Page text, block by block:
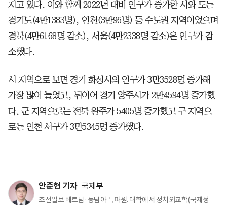
지고 있다. 이와 함께 2022년 대비 인구가 증가한 시와 도는
경기도(4만1383명), 인천(3만96명) 등 수도권 지역이었으며
경북(4만6168명 감소), 서울(4만2338명 감소)은 인구가 감
소했다.
시 지역으로 보면 경기 화성시의 인구가 3만3528명 증가해
가장 많이 늘었고, 뒤이어 경기 양주시가 2만4594명 증가했
다. 군 지역으로는 전북 완주가 5405명 증가했고 구 지역으
로는 인천 서구가 3만5345명 증가했다.
안준현 기자 국제부
조선일보 베트남·동남아 특파원. 대학에서 정치외교학(국제정